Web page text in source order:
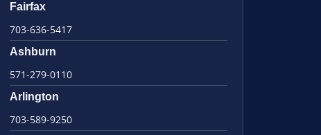
Fairfax
703-636-5417
Ashburn
571-279-0110
Arlington
703-589-9250